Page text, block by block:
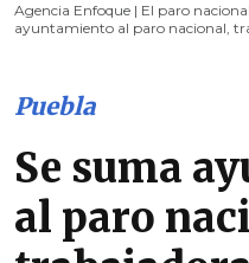
Agencia Enfoque | El paro
ayuntamiento al paro nacional,
Puebla
Se suma
al paro